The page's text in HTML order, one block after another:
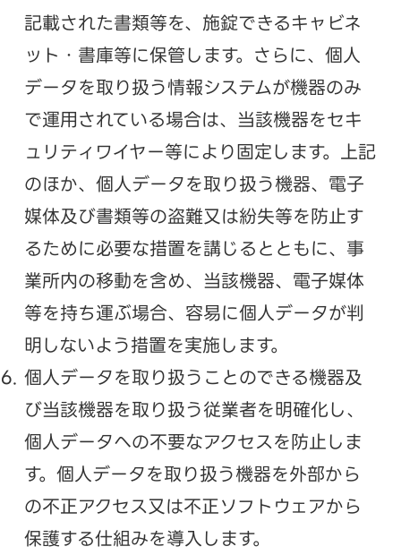
記載された書類等を、施錠できるキャビネ
ット・書庫等に保管します。さらに、個人
データを取り扱う情報システムが機器のみ
で運用されている場合は、当該機器をセキ
ュリティワイヤー等により固定します。上記
のほか、個人データを取り扱う機器、電子
媒体及び書類等の盗難又は紛失等を防止す
るために必要な措置を講じるとともに、事
業所内の移動を含め、当該機器、電子媒体
等を持ち運ぶ場合、容易に個人データが判
明しないよう措置を実施します。
個人データを取り扱うことのできる機器及
び当該機器を取り扱う従業者を明確化し、
個人データへの不要なアクセスを防止しま
す。個人データを取り扱う機器を外部から
の不正アクセス又は不正ソフトウェアから
保護する仕組みを導入します。